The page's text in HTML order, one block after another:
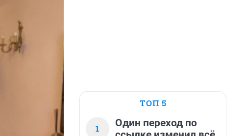
ТОП 5
1
Один переход по